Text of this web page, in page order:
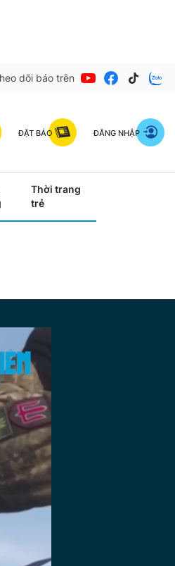
dõi báo trên
ĐẶT BÁO ĐĂNG NHẬP
Thời trang
trẻ